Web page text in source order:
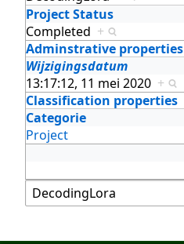
Project Status
Completed +
Adminstrative properties
Wijzigingsdatum
13:17:12, 11 mei 2020 +
Classification properties
Categorie
Project